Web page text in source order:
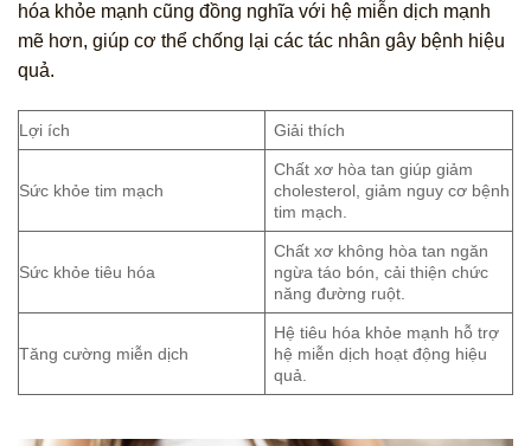
hóa khỏe mạnh cũng đồng nghĩa với hệ miễn dịch mạnh
mẽ hơn, giúp cơ thể chống lại các tác nhân gây bệnh hiệu
quả.
Lợi ích Giải thích
Sức khỏe tim mạch
Chất xơ hòa tan giúp giảm
cholesterol, giảm nguy cơ bệnh
tim mạch.
Sức khỏe tiêu hóa
Chất xơ không hòa tan ngăn
ngừa táo bón, cải thiện chức
năng đường ruột.
Tăng cường miễn dịch
Hệ tiêu hóa khỏe mạnh hỗ trợ
hệ miễn dịch hoạt động hiệu
quả.